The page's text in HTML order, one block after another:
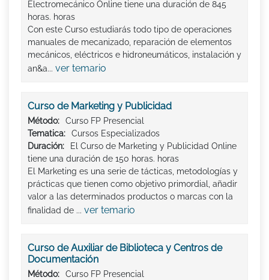
Electromecánico Online tiene una duración de 845
horas. horas
Con este Curso estudiarás todo tipo de operaciones
manuales de mecanizado, reparación de elementos
mecánicos, eléctricos e hidroneumáticos, instalación y
an&a... ver temario
Curso de Marketing y Publicidad
Método:
Curso FP Presencial
Tematica:
Cursos Especializados
Duración:
El Curso de Marketing y Publicidad Online
tiene una duración de 150 horas. horas
El Marketing es una serie de tácticas, metodologías y
prácticas que tienen como objetivo primordial, añadir
valor a las determinados productos o marcas con la
finalidad de ... ver temario
Curso de Auxiliar de Biblioteca y Centros de
Documentación
Método:
Curso FP Presencial